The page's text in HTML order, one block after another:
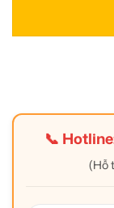
📞
(Hỗ